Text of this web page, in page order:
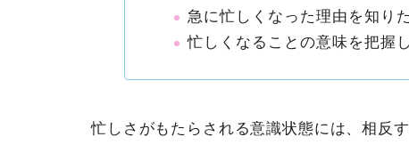
急に忙しくなった理由を知り
忙しくなることの意味を把握
忙しさがもたらされる意識状態には、相反